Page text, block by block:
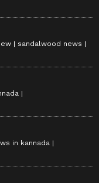
sandalwood news
in kannada